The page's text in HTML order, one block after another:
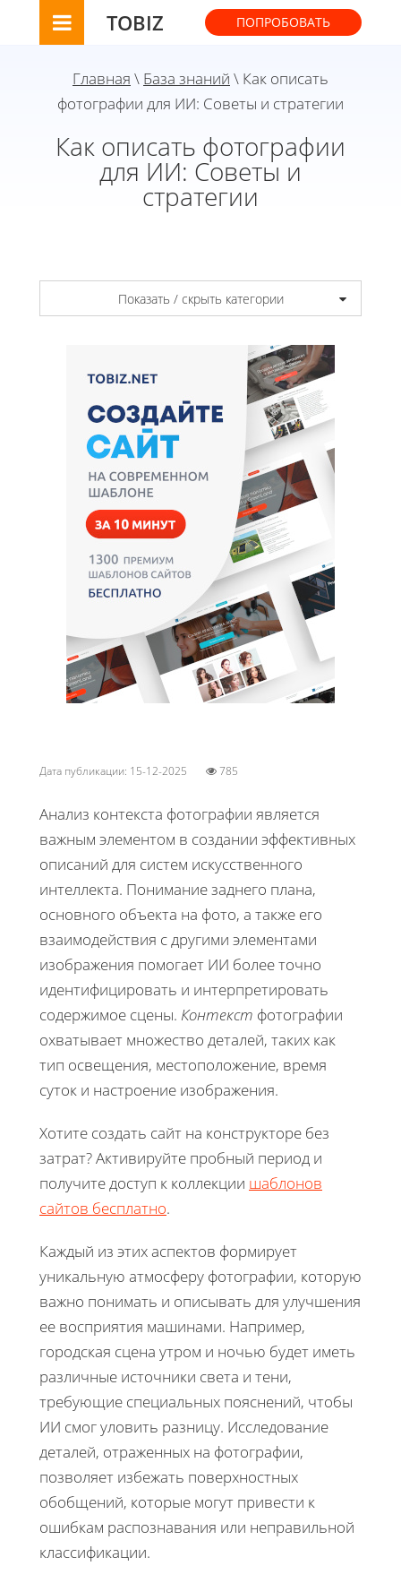
TOBIZ ПОПРОБОВАТЬ
Главная \ База знаний \ Как описать
фотографии для ИИ: Советы и стратегии
Как описать фотографии
для ИИ: Советы и
стратегии
Показать / скрыть категории
Дата публикации: 15-12-2025 785
Анализ контекста фотографии является
важным элементом в создании эффективных
описаний для систем искусственного
интеллекта. Понимание заднего плана,
основного объекта на фото, а также его
взаимодействия с другими элементами
изображения помогает ИИ более точно
идентифицировать и интерпретировать
содержимое сцены. Контекст фотографии
охватывает множество деталей, таких как
тип освещения, местоположение, время
суток и настроение изображения.
Хотите создать сайт на конструкторе без
затрат? Активируйте пробный период и
получите доступ к коллекции шаблонов
сайтов бесплатно.
Каждый из этих аспектов формирует
уникальную атмосферу фотографии, которую
важно понимать и описывать для улучшения
ее восприятия машинами. Например,
городская сцена утром и ночью будет иметь
различные источники света и тени,
требующие специальных пояснений, чтобы
ИИ смог уловить разницу. Исследование
деталей, отраженных на фотографии,
позволяет избежать поверхностных
обобщений, которые могут привести к
ошибкам распознавания или неправильной
классификации.